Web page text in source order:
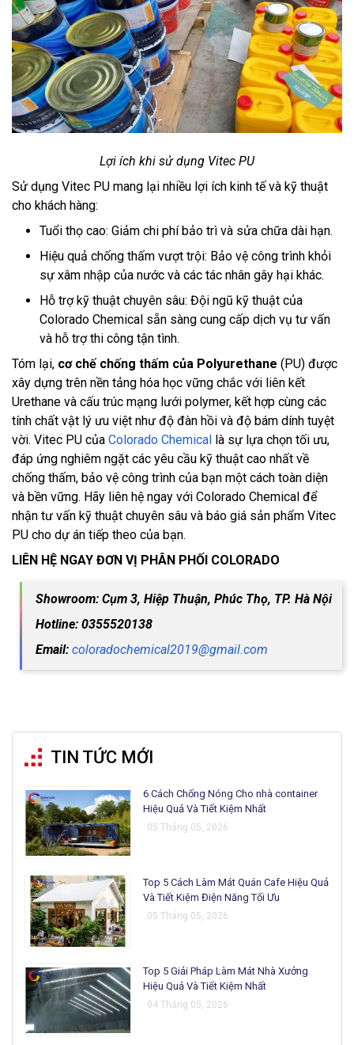
Lợi ích khi sử dụng Vitec PU
Sử dụng Vitec PU mang lại nhiều lợi ích kinh tế và kỹ thuật
cho khách hàng:
Tuổi thọ cao: Giảm chi phí bảo trì và sửa chữa dài hạn.
Hiệu quả chống thấm vượt trội: Bảo vệ công trình khỏi
sự xâm nhập của nước và các tác nhân gây hại khác.
Hỗ trợ kỹ thuật chuyên sâu: Đội ngũ kỹ thuật của
Colorado Chemical sẵn sàng cung cấp dịch vụ tư vấn
và hỗ trợ thi công tận tình.
Tóm lại, cơ chế chống thấm của Polyurethane (PU) được
xây dựng trên nền tảng hóa học vững chắc với liên kết
Urethane và cấu trúc mạng lưới polymer, kết hợp cùng các
tính chất vật lý ưu việt như độ đàn hồi và độ bám dính tuyệt
vời. Vitec PU của Colorado Chemical
là sự lựa chọn tối ưu,
đáp ứng nghiêm ngặt các yêu cầu kỹ thuật cao nhất về
chống thấm, bảo vệ công trình của bạn một cách toàn diện
và bền vững. Hãy liên hệ ngay với Colorado Chemical để
nhận tư vấn kỹ thuật chuyên sâu và báo giá sản phẩm Vitec
PU cho dự án tiếp theo của bạn.
LIÊN HỆ NGAY ĐƠN VỊ PHÂN PHỐI COLORADO
Showroom: Cụm 3, Hiệp Thuận, Phúc Thọ, TP. Hà Nội
Hotline: 0355520138
Email: coloradochemical2019@gmail.com
TIN TỨC MỚI
6 Cách Chống Nóng Cho nhà container
Hiệu Quả Và Tiết Kiệm Nhất
05 Tháng 05, 2026
Top 5 Cách Làm Mát Quán Cafe Hiệu Quả
Và Tiết Kiệm Điện Năng Tối Ưu
05 Tháng 05, 2026
Top 5 Giải Pháp Làm Mát Nhà Xưởng
Hiệu Quả Và Tiết Kiệm Nhất
04 Tháng 05, 2026